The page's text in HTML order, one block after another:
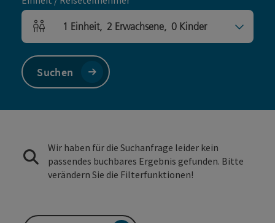
Einheitenanzahl und Personenfelder
1 Einheit, 2 Erwachsene, 0 Kinder
Suchen
Wir haben für die Suchanfrage leider kein
passendes buchbares Ergebnis gefunden. Bitte
verändern Sie die Filterfunktionen!